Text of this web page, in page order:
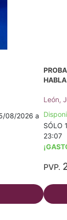
08/2026 a
León,
SÓLO
23:07
PVP.